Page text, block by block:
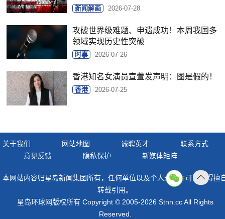
新闻解画 2026-07-28
攻破世界级难题、申遗成功！本周我国多
领域实现历史性突破
时事 2026-07-26
香港知名女演员宣萱发声明：图是假的！
香港 2026-07-25
关于我们 网站地图 诚聘英才
联系方式
意见反馈
隐私保护 新媒体矩阵
本网站内容归星岛新闻集团所有，任何单位以及个人未经许可，不得擅
转载引用。
星岛环球网版权所有 Copyright © 2005-2026 Stnn.cc All Rights
Reserved.
顶部